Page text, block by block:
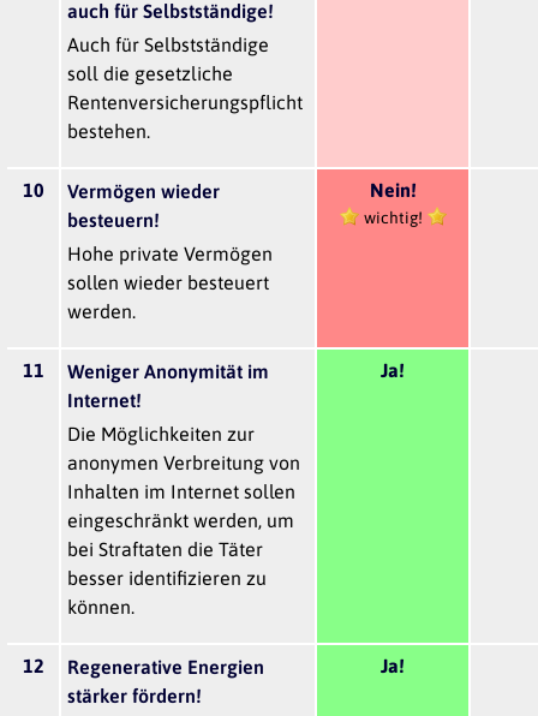
auch für Selbstständige!
Auch für Selbstständige
soll die gesetzliche
Rentenversicherungspflicht
bestehen.
10
Vermögen wieder
besteuern!
Hohe private Vermögen
sollen wieder besteuert
werden.
Nein!
wichtig!
11
Weniger Anonymität im
Internet!
Die Möglichkeiten zur
anonymen Verbreitung von
Inhalten im Internet sollen
eingeschränkt werden, um
bei Straftaten die Täter
besser identifizieren zu
können.
Ja!
12
Regenerative Energien
stärker fördern!
Ja!